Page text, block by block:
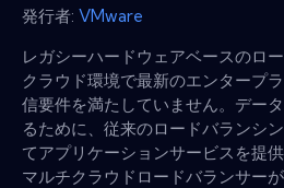
発行者: VMware
レガシーハードウェアベースのロ
クラウド環境で最新のエンタープ
信要件を満たしていません。デー
るために、従来のロードバランシ
てアプリケーションサービスを提
マルチクラウドロードバランサー